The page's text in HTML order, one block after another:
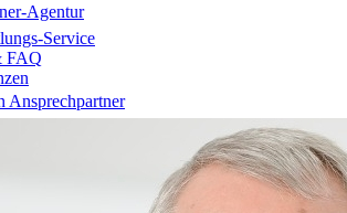
Agentur
Service
FAQ
Ansprechpartner